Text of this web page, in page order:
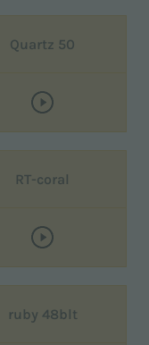
Quartz 50
RT-coral
ruby 48blt